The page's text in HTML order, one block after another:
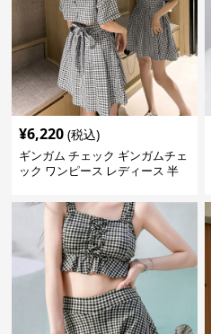
¥6,220 (税込)
ギンガム チェック ギンガムチェ
ック ワンピース レディース 半